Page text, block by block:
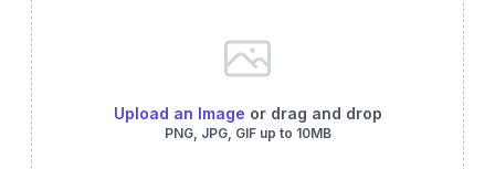
Upload an Image or drag and drop
PNG, JPG, GIF up to 10MB